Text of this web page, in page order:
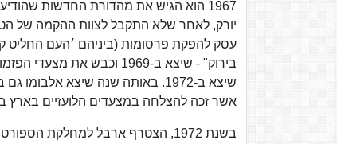
יורק, לאחר שלא התקבל לצוות ההקמה של
עסק להפקת פרסומות (ביניהם ׳העם החליט
בירוק" - שיצא ב-1969
אשר זכה להצלחה במצעדים הלועזיים בארץ
בשנת 1972, הצטרף ארבל למחלקת